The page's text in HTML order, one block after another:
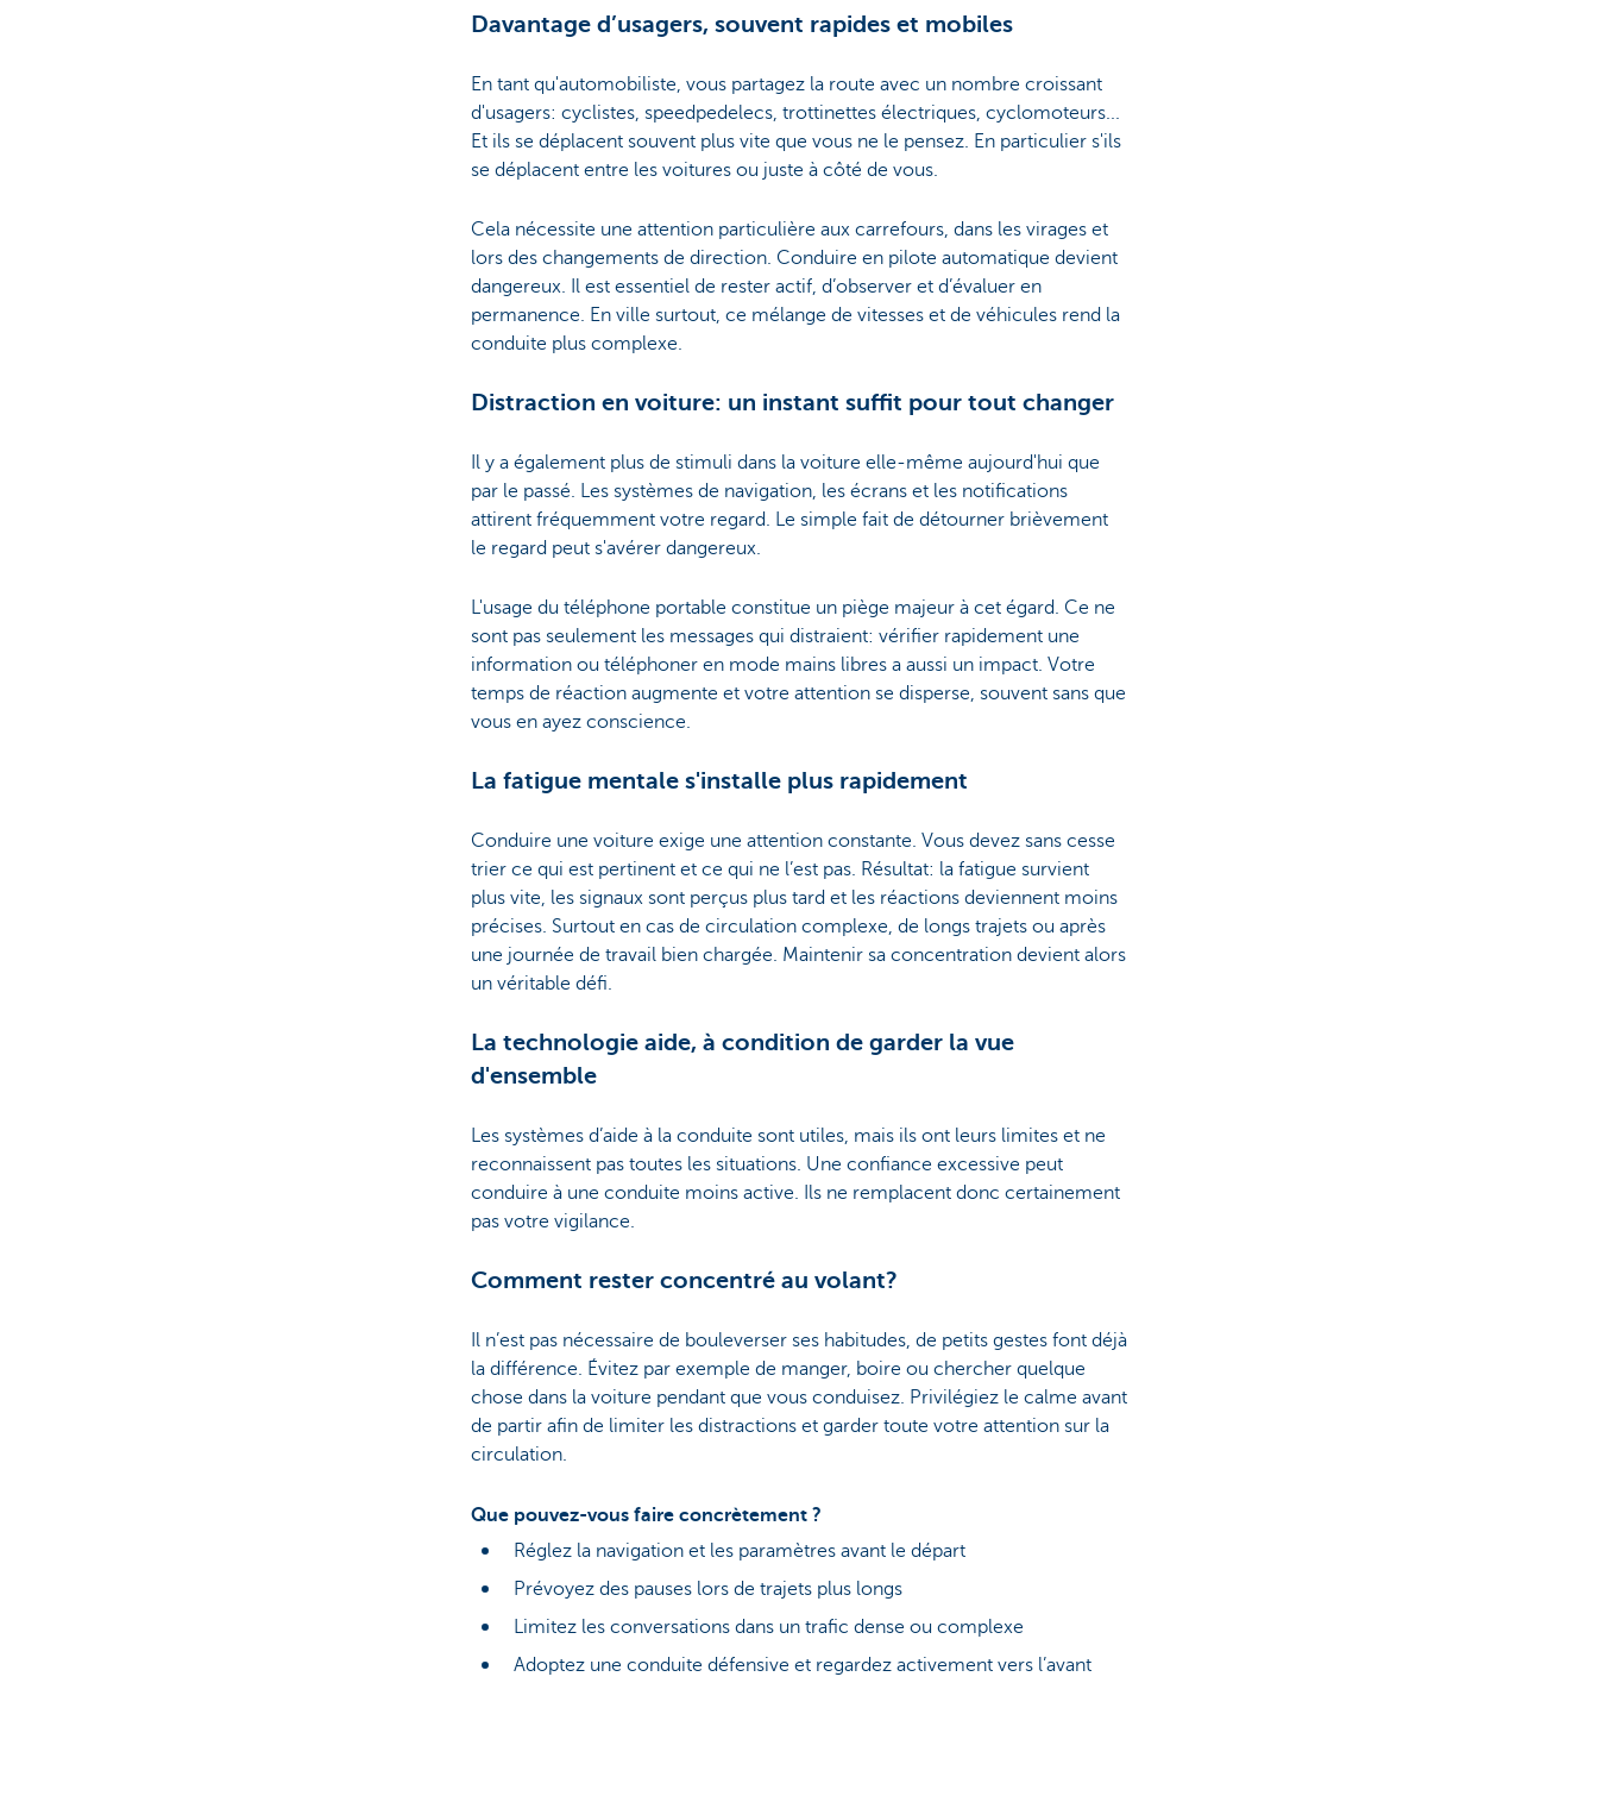
Davantage d’usagers, souvent rapides et mobiles
En tant qu'automobiliste, vous partagez la route avec un nombre croissant
d'usagers: cyclistes, speedpedelecs, trottinettes électriques, cyclomoteurs...
Et ils se déplacent souvent plus vite que vous ne le pensez. En particulier s'ils
se déplacent entre les voitures ou juste à côté de vous.
Cela nécessite une attention particulière aux carrefours, dans les virages et
lors des changements de direction. Conduire en pilote automatique devient
dangereux. Il est essentiel de rester actif, d’observer et d’évaluer en
permanence. En ville surtout, ce mélange de vitesses et de véhicules rend la
conduite plus complexe.
Distraction en voiture: un instant suffit pour tout changer
Il y a également plus de stimuli dans la voiture elle-même aujourd'hui que
par le passé. Les systèmes de navigation, les écrans et les notifications
attirent fréquemment votre regard. Le simple fait de détourner brièvement
le regard peut s'avérer dangereux.
L'usage du téléphone portable constitue un piège majeur à cet égard. Ce ne
sont pas seulement les messages qui distraient: vérifier rapidement une
information ou téléphoner en mode mains libres a aussi un impact. Votre
temps de réaction augmente et votre attention se disperse, souvent sans que
vous en ayez conscience.
La fatigue mentale s'installe plus rapidement
Conduire une voiture exige une attention constante. Vous devez sans cesse
trier ce qui est pertinent et ce qui ne l’est pas. Résultat: la fatigue survient
plus vite, les signaux sont perçus plus tard et les réactions deviennent moins
précises. Surtout en cas de circulation complexe, de longs trajets ou après
une journée de travail bien chargée. Maintenir sa concentration devient alors
un véritable défi.
La technologie aide, à condition de garder la vue
d'ensemble
Les systèmes d’aide à la conduite sont utiles, mais ils ont leurs limites et ne
reconnaissent pas toutes les situations. Une confiance excessive peut
conduire à une conduite moins active. Ils ne remplacent donc certainement
pas votre vigilance.
Comment rester concentré au volant?
Il n’est pas nécessaire de bouleverser ses habitudes, de petits gestes font déjà
la différence. Évitez par exemple de manger, boire ou chercher quelque
chose dans la voiture pendant que vous conduisez. Privilégiez le calme avant
de partir afin de limiter les distractions et garder toute votre attention sur la
circulation.
Que pouvez-vous faire concrètement ?
Réglez la navigation et les paramètres avant le départ
Prévoyez des pauses lors de trajets plus longs
Limitez les conversations dans un trafic dense ou complexe
Adoptez une conduite défensive et regardez activement vers l’avant